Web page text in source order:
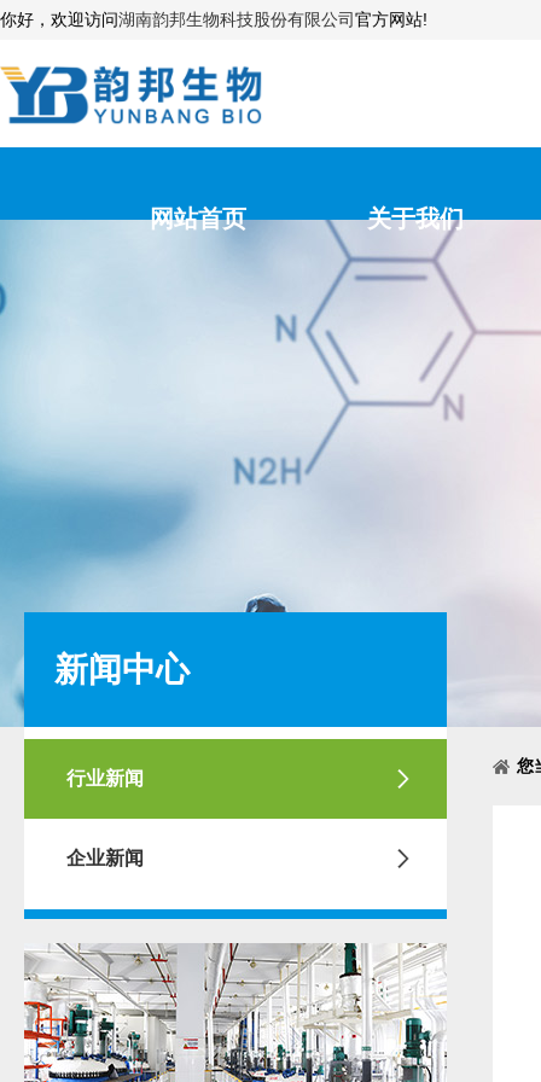
你好，欢迎访问湖南韵邦生物科技股份有限公司官方网站!
网站首页 关于我们
新闻中心
行业新闻
企业新闻
您